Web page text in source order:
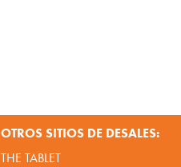
OTROS SITIOS DE DESALES:
THE TABLET